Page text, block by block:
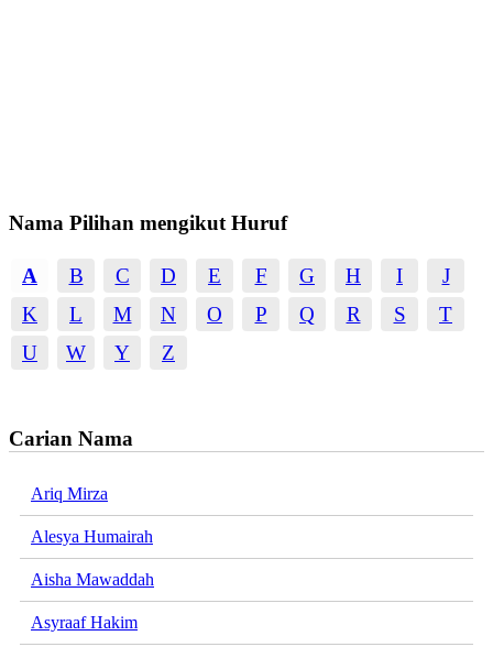
Nama Pilihan mengikut Huruf
A B C D E F G H I
J
K
L M N O P Q R S
T
U
W Y Z
Carian Nama
Ariq Mirza
Alesya Humairah
Aisha Mawaddah
Asyraaf Hakim